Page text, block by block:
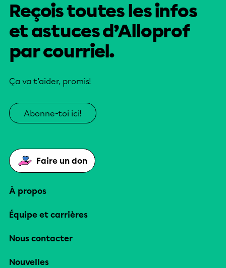
Reçois toutes les infos
et astuces d’Alloprof
par courriel.
Ça va t’aider, promis!
Abonne-toi ici!
Faire un don
À propos
Équipe et carrières
Nous contacter
Nouvelles